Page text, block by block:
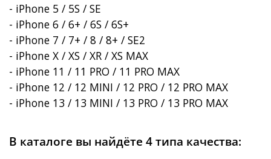
- iPhone 5 / 5S / SE
- iPhone 6 / 6+ / 6S / 6S+
- iPhone 7 / 7+ / 8 / 8+ / SE2
- iPhone X / XS / XR / XS MAX
- iPhone 11 / 11 PRO / 11 PRO MAX
- iPhone 12 / 12 MINI / 12 PRO / 12 PRO MAX
- iPhone 13 / 13 MINI / 13 PRO / 13 PRO MAX
В каталоге вы найдёте 4 типа качества: